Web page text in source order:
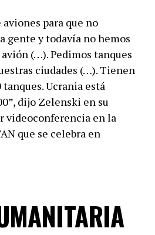
para que no
gente y todavía no hemos
(…). Pedimos tanques
ciudades (…). Tienen
Ucrania está
dijo Zelenski en su
videoconferencia en la
que se celebra en